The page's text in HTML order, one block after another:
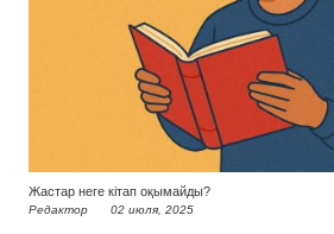
Жастар неге кітап оқымайды?
Редактор 02 июля, 2025